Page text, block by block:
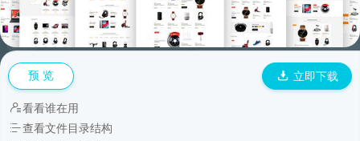
预 览 立即下载
看看谁在用
查看文件目录结构